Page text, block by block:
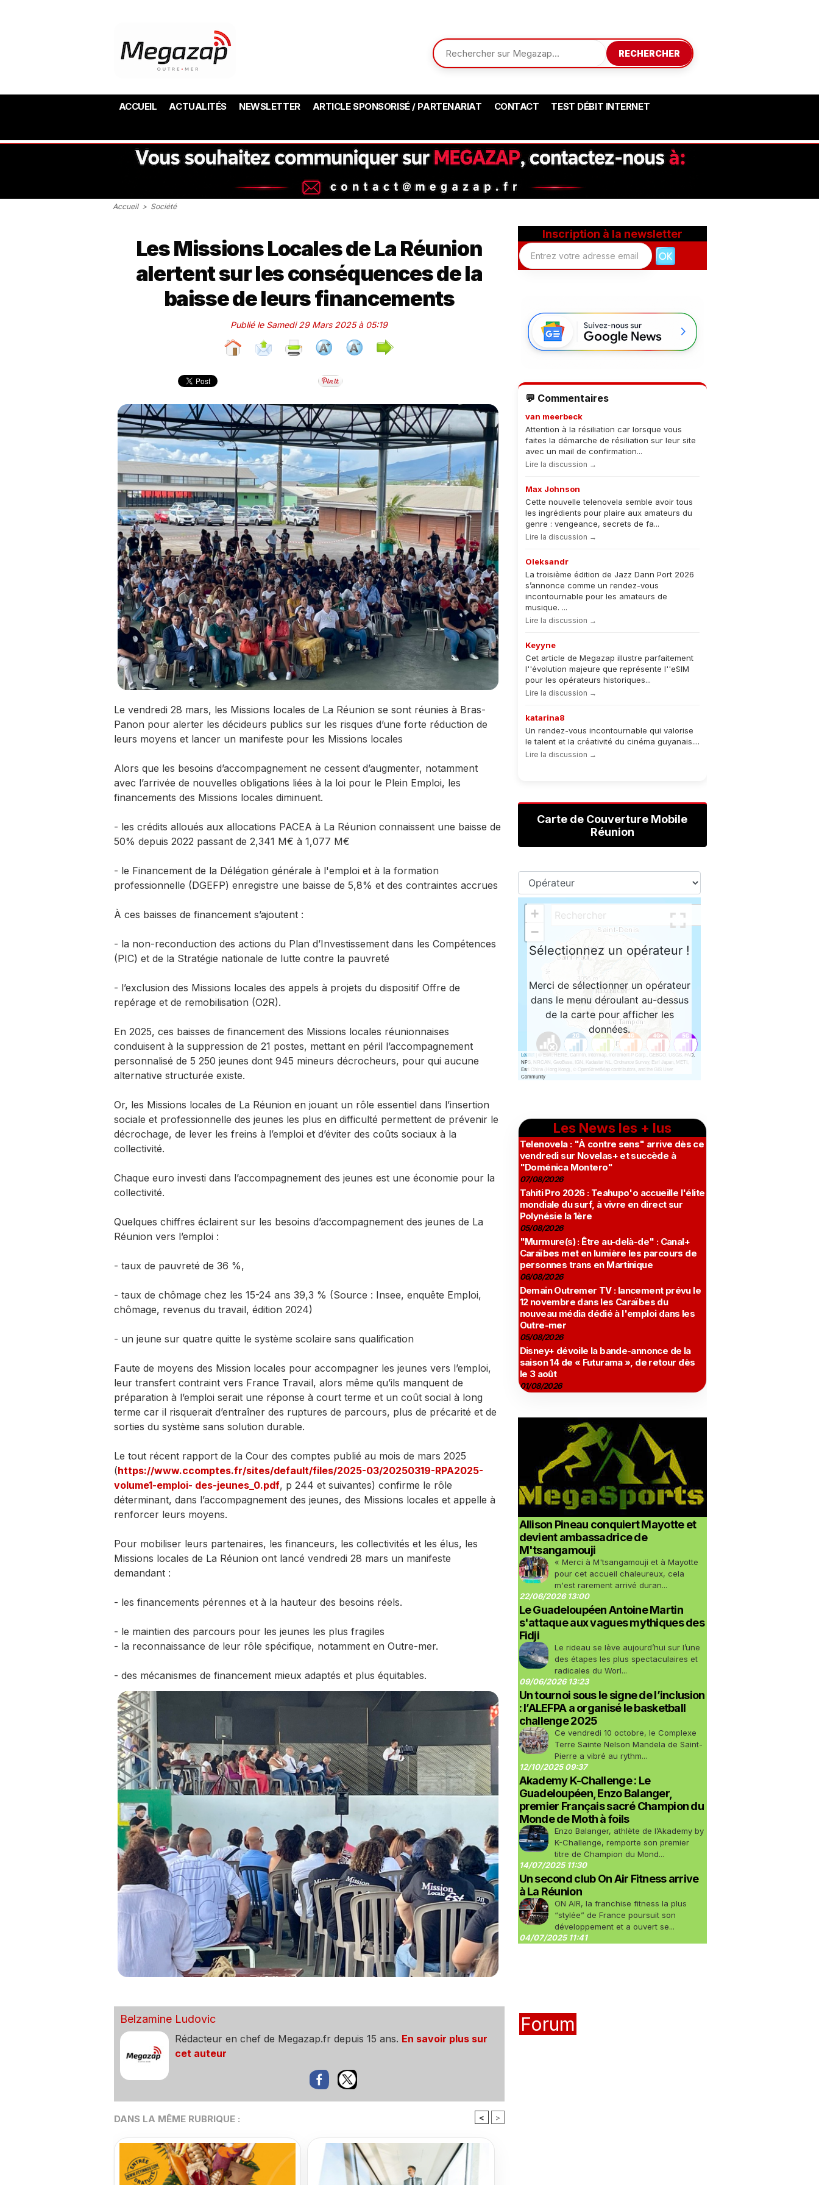
RECHERCHER
ACCUEIL ACTUALITÉS NEWSLETTER ARTICLE SPONSORISÉ / PARTENARIAT CONTACT TEST DÉBIT INTERNET
Accueil > Société
Les Missions Locales de La Réunion
alertent sur les conséquences de la
baisse de leurs financements
Publié le Samedi 29 Mars 2025 à 05:19
Le vendredi 28 mars, les Missions locales de La Réunion se sont réunies à Bras-
Panon pour alerter les décideurs publics sur les risques d’une forte réduction de
leurs moyens et lancer un manifeste pour les Missions locales
Alors que les besoins d’accompagnement ne cessent d’augmenter, notamment
avec l’arrivée de nouvelles obligations liées à la loi pour le Plein Emploi, les
financements des Missions locales diminuent.
- les crédits alloués aux allocations PACEA à La Réunion connaissent une baisse de
50% depuis 2022 passant de 2,341 M€ à 1,077 M€
- le Financement de la Délégation générale à l'emploi et à la formation
professionnelle (DGEFP) enregistre une baisse de 5,8% et des contraintes accrues
À ces baisses de financement s’ajoutent :
- la non-reconduction des actions du Plan d’Investissement dans les Compétences
(PIC) et de la Stratégie nationale de lutte contre la pauvreté
- l’exclusion des Missions locales des appels à projets du dispositif Offre de
repérage et de remobilisation (O2R).
En 2025, ces baisses de financement des Missions locales réunionnaises
conduisent à la suppression de 21 postes, mettant en péril l’accompagnement
personnalisé de 5 250 jeunes dont 945 mineurs décrocheurs, pour qui aucune
alternative structurée existe.
Or, les Missions locales de La Réunion en jouant un rôle essentiel dans l’insertion
sociale et professionnelle des jeunes les plus en difficulté permettent de prévenir le
décrochage, de lever les freins à l’emploi et d’éviter des coûts sociaux à la
collectivité.
Chaque euro investi dans l’accompagnement des jeunes est une économie pour la
collectivité.
Quelques chiffres éclairent sur les besoins d’accompagnement des jeunes de La
Réunion vers l’emploi :
- taux de pauvreté de 36 %,
- taux de chômage chez les 15-24 ans 39,3 % (Source : Insee, enquête Emploi,
chômage, revenus du travail, édition 2024)
- un jeune sur quatre quitte le système scolaire sans qualification
Faute de moyens des Mission locales pour accompagner les jeunes vers l’emploi,
leur transfert contraint vers France Travail, alors même qu’ils manquent de
préparation à l’emploi serait une réponse à court terme et un coût social à long
terme car il risquerait d’entraîner des ruptures de parcours, plus de précarité et de
sorties du système sans solution durable.
Le tout récent rapport de la Cour des comptes publié au mois de mars 2025
(https://www.ccomptes.fr/sites/default/files/2025-03/20250319-RPA2025-
volume1-emploi- des-jeunes_0.pdf, p 244 et suivantes) confirme le rôle
déterminant, dans l’accompagnement des jeunes, des Missions locales et appelle à
renforcer leurs moyens.
Pour mobiliser leurs partenaires, les financeurs, les collectivités et les élus, les
Missions locales de La Réunion ont lancé vendredi 28 mars un manifeste
demandant :
- les financements pérennes et à la hauteur des besoins réels.
- le maintien des parcours pour les jeunes les plus fragiles
- la reconnaissance de leur rôle spécifique, notamment en Outre-mer.
- des mécanismes de financement mieux adaptés et plus équitables.
Belzamine Ludovic
Rédacteur en chef de Megazap.fr depuis 15 ans. En savoir plus sur
cet auteur
DANS LA MÊME RUBRIQUE : < >
Inscription à la newsletter
💬 Commentaires
van meerbeck
Attention à la résiliation car lorsque vous
faites la démarche de résiliation sur leur site
avec un mail de confirmation...
Lire la discussion →
Max Johnson
Cette nouvelle telenovela semble avoir tous
les ingrédients pour plaire aux amateurs du
genre : vengeance, secrets de fa...
Lire la discussion →
Oleksandr
La troisième édition de Jazz Dann Port 2026
s’annonce comme un rendez-vous
incontournable pour les amateurs de
musique. ...
Lire la discussion →
Keyyne
Cet article de Megazap illustre parfaitement
l''évolution majeure que représente l''eSIM
pour les opérateurs historiques...
Lire la discussion →
katarina8
Un rendez-vous incontournable qui valorise
le talent et la créativité du cinéma guyanais....
Lire la discussion →
Carte de Couverture Mobile
Réunion
Les News les + lus
Telenovela : "À contre sens" arrive dès ce
vendredi sur Novelas+ et succède à
"Doménica Montero"
07/08/2026
Tahiti Pro 2026 : Teahupo'o accueille l'élite
mondiale du surf, à vivre en direct sur
Polynésie la 1ère
05/08/2026
"Murmure(s) : Être au-delà-de" : Canal+
Caraïbes met en lumière les parcours de
personnes trans en Martinique
06/08/2026
Demain Outremer TV : lancement prévu le
12 novembre dans les Caraïbes du
nouveau média dédié à l'emploi dans les
Outre-mer
05/08/2026
Disney+ dévoile la bande-annonce de la
saison 14 de « Futurama », de retour dès
le 3 août
01/08/2026
Allison Pineau conquiert Mayotte et
devient ambassadrice de
M'tsangamouji
« Merci à M'tsangamouji et à Mayotte
pour cet accueil chaleureux, cela
m'est rarement arrivé duran...
22/06/2026 13:00
Le Guadeloupéen Antoine Martin
s'attaque aux vagues mythiques des
Fidji
Le rideau se lève aujourd’hui sur l’une
des étapes les plus spectaculaires et
radicales du Worl...
09/06/2026 13:23
Un tournoi sous le signe de l’inclusion
: l’ALEFPA a organisé le basketball
challenge 2025
Ce vendredi 10 octobre, le Complexe
Terre Sainte Nelson Mandela de Saint-
Pierre a vibré au rythm...
12/10/2025 09:37
Akademy K-Challenge : Le
Guadeloupéen, Enzo Balanger,
premier Français sacré Champion du
Monde de Moth à foils
Enzo Balanger, athlète de l’Akademy by
K-Challenge, remporte son premier
titre de Champion du Mond...
14/07/2025 11:30
Un second club On Air Fitness arrive
à La Réunion
ON AIR, la franchise fitness la plus
“stylée” de France poursuit son
développement et a ouvert se...
04/07/2025 11:41
Forum